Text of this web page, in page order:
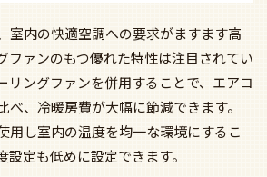
室内の快適空調への要求がますます高
ファンのもつ優れた特性は注目されてい
リングファンを併用することで、エアコ
べ、冷暖房費が大幅に節減できます。
用し室内の温度を均一な環境にするこ
設定も低めに設定できます。